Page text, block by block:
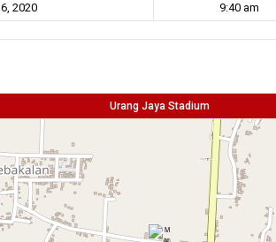
2020 9:40 am
Urang Jaya Stadium